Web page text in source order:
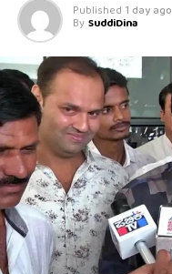
Published 1 day ago
By SuddiDina